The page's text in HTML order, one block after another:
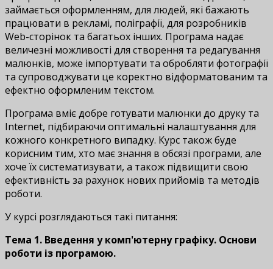
займається оформленням, для людей, які бажають
працювати в рекламі, поліграфії, для розробників
Web-сторінок та багатьох інших. Програма надає
величезні можливості для створення та редагування
малюнків, може імпортувати та обробляти фотографії
та супроводжувати це коректно відформатованим та
ефектно оформленим текстом.
Програма вміє добре готувати малюнки до друку та
Internet, підбираючи оптимальні налаштування для
кожного конкретного випадку. Курс також буде
корисним тим, хто має знання в обсязі програми, але
хоче їх систематизувати, а також підвищити свою
ефективність за рахунок нових прийомів та методів
роботи.
У курсі розглядаються такі питання:
Тема 1. Введення у комп'ютерну графіку. Основи
роботи із програмою.